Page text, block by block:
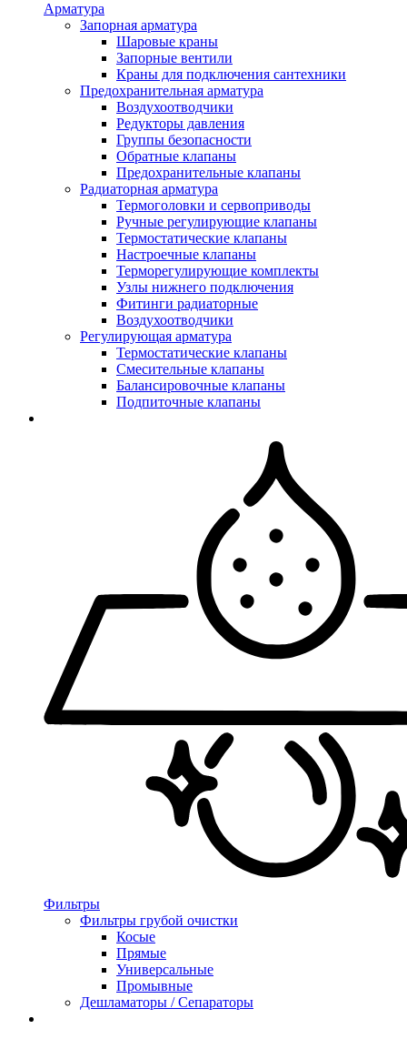
Арматура
Запорная арматура
Шаровые краны
Запорные вентили
Краны для подключения сантехники
Предохранительная арматура
Воздухоотводчики
Редукторы давления
Группы безопасности
Обратные клапаны
Предохранительные клапаны
Радиаторная арматура
Термоголовки и сервоприводы
Ручные регулирующие клапаны
Термостатические клапаны
Настроечные клапаны
Терморегулирующие комплекты
Узлы нижнего подключения
Фитинги радиаторные
Воздухоотводчики
Регулирующая арматура
Термостатические клапаны
Смесительные клапаны
Балансировочные клапаны
Подпиточные клапаны
Фильтры
Фильтры грубой очистки
Косые
Прямые
Универсальные
Промывные
Дешламаторы / Сепараторы